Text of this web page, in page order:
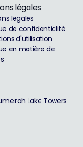
légales
légales
de confidentialité
d'utilisation
en matière de
Lake Towers